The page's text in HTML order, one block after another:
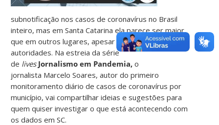
subnotificação nos casos de coronavírus no Brasil
inteiro, mas em Santa Catarina ela parece ser maior
que em outros lugares, apesar das declarações das
autoridades. Na estreia da série
de lives Jornalismo em Pandemia,o
jornalista Marcelo Soares, autor do primeiro
monitoramento diário de casos de coronavírus por
município, vai compartilhar ideias e sugestões para
quem quiser investigar o que está acontecendo com
os dados em SC.